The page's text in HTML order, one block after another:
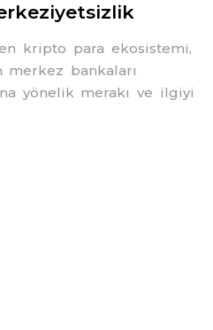
kripto para ekosistemi,
merkez bankaları
yönelik merakı ve ilgiyi